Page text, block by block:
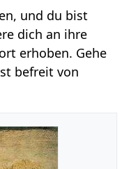
und du bist
dich an ihre
erhoben. Gehe
befreit von